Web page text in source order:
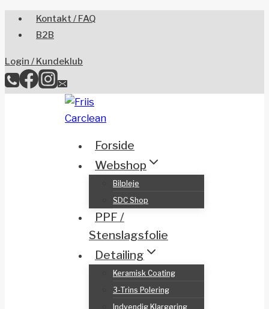
Skip
Kontakt / FAQ
B2B
Login / Kundeklub
Forside
Webshop
Bilpleje
SDC Shop
PPF /
Stenslagsfolie
Detailing
Keramisk Coating
3-Trins Polering
Indvendig Klargøring